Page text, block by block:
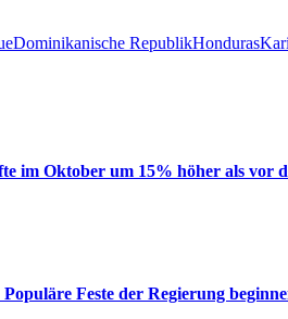
Dominikanische RepublikHonduras
im Oktober um 15% höher als vor
Feste der Regierung